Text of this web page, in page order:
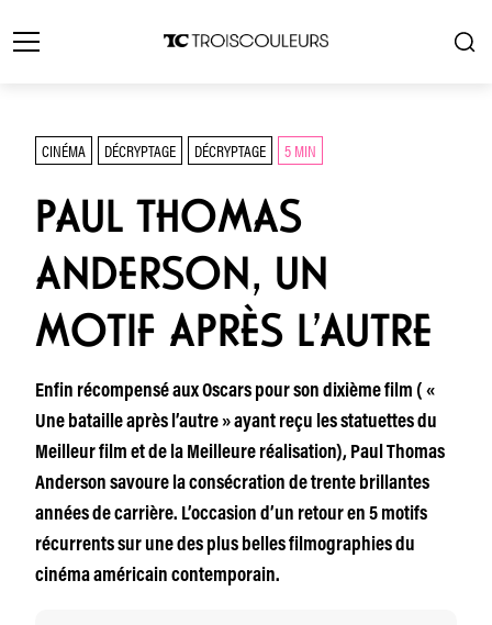
CINÉMA DÉCRYPTAGE DÉCRYPTAGE 5 MIN
PAUL THOMAS
ANDERSON, UN
MOTIF APRÈS L’AUTRE
Enfin récompensé aux Oscars pour son dixième film ( «
Une bataille après l’autre » ayant reçu les statuettes du
Meilleur film et de la Meilleure réalisation), Paul Thomas
Anderson savoure la consécration de trente brillantes
années de carrière. L’occasion d’un retour en 5 motifs
récurrents sur une des plus belles filmographies du
cinéma américain contemporain.